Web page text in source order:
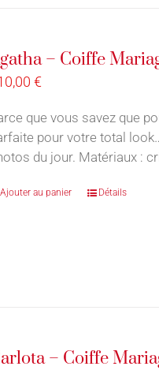
– Coiffe
€
que vous savez que
pour votre total
du jour. Matériaux :
Ajouter au panier Détails
– Coiffe